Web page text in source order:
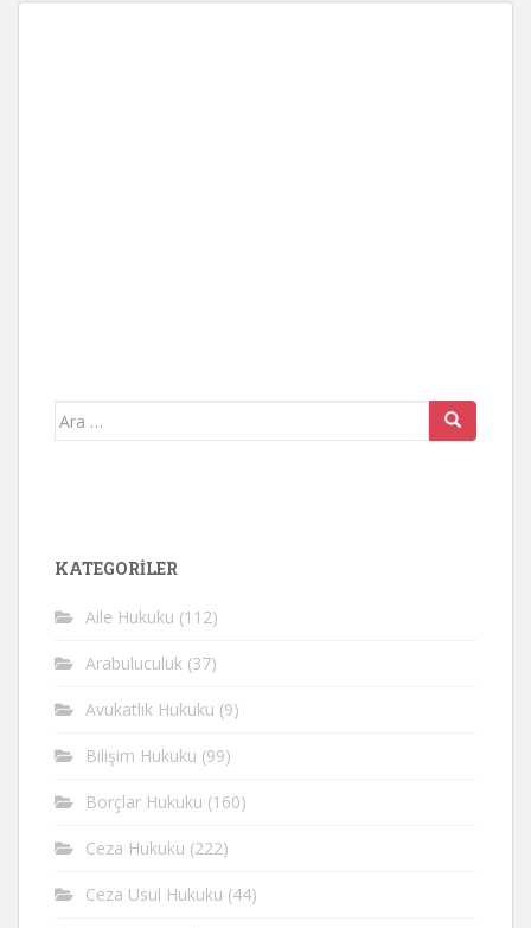
Arama
KATEGORİLER
Aile Hukuku (112)
Arabuluculuk (37)
Avukatlık Hukuku (9)
Bilişim Hukuku (99)
Borçlar Hukuku (160)
Ceza Hukuku (222)
Ceza Usul Hukuku (44)